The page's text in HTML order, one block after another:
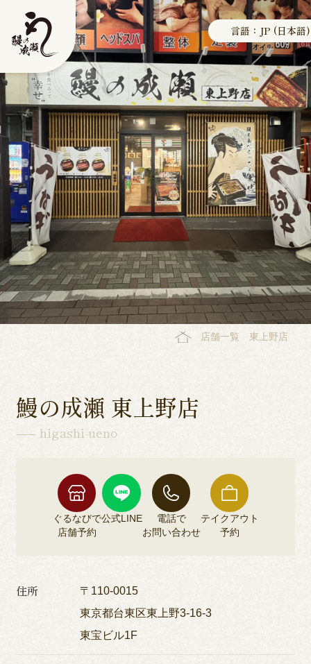
言語：JP (日本語)
店舗一覧 東上野店
鰻の成瀬 東上野店
higashi-ueno
ぐるなびで
店舗予約
公式LINE
電話で
お問い合わせ
テイクアウト
予約
住所
〒110-0015
東京都台東区東上野3-16-3
東宝ビル1F